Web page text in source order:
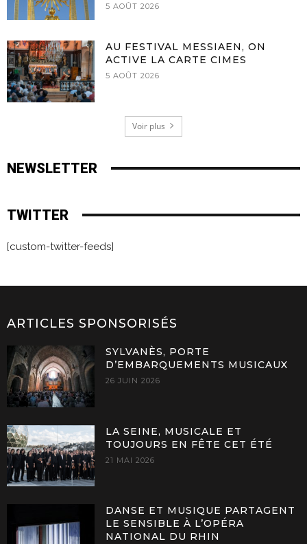
5 AOÛT 2026
AU FESTIVAL MESSIAEN, ON
ACTIVE LA CARTE CIMES
5 AOÛT 2026
Voir plus
NEWSLETTER
TWITTER
[custom-twitter-feeds]
ARTICLES SPONSORISÉS
SYLVANÈS, PORTE
D’EMBARQUEMENTS MUSICAUX
26 JUIN 2026
LA SEINE, MUSICALE ET
TOUJOURS EN FÊTE CET ÉTÉ
21 MAI 2026
DANSE ET MUSIQUE PARTAGENT
LE SENSIBLE À L’OPÉRA
NATIONAL DU RHIN